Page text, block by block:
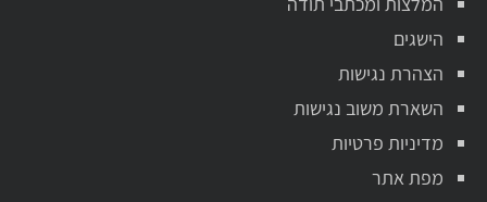
הישגים
הצהרת נגישות
השארת משוב נגישות
מדיניות פרטיות
מפת אתר